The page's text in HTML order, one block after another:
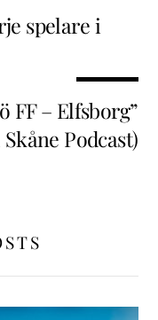
spelare i
FF – Elfsborg”
Podcast)